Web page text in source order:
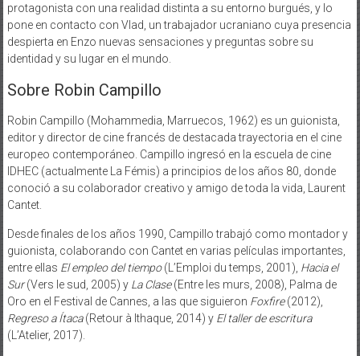
protagonista con una realidad distinta a su entorno burgués, y lo
pone en contacto con Vlad, un trabajador ucraniano cuya presencia
despierta en Enzo nuevas sensaciones y preguntas sobre su
identidad y su lugar en el mundo.
Sobre Robin Campillo
Robin Campillo (Mohammedia, Marruecos, 1962) es un guionista,
editor y director de cine francés de destacada trayectoria en el cine
europeo contemporáneo. Campillo ingresó en la escuela de cine
IDHEC (actualmente La Fémis) a principios de los años 80, donde
conoció a su colaborador creativo y amigo de toda la vida, Laurent
Cantet.
Desde finales de los años 1990, Campillo trabajó como montador y
guionista, colaborando con Cantet en varias películas importantes,
entre ellas El empleo del tiempo(L’Emploi du temps, 2001), Hacia el
Sur(Vers le sud, 2005) y La Clase(Entre les murs, 2008), Palma de
Oro en el Festival de Cannes, a las que siguieron Foxfire(2012),
Regreso a Ítaca(Retour à Ithaque, 2014) y El taller de escritura
(L’Atelier, 2017).